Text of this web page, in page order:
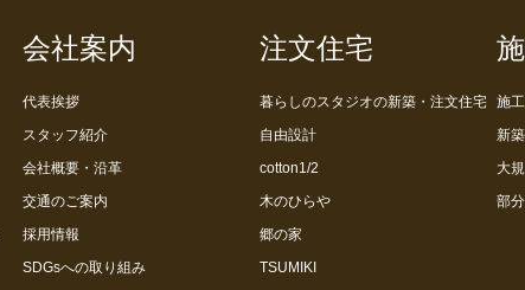
会社案内
代表挨拶
スタッフ紹介
会社概要・沿革
交通のご案内
採用情報
SDGsへの取り組み
注文住宅
暮らしのスタジオの新築・注文住宅
自由設計
cotton1/2
木のひらや
郷の家
TSUMIKI
施
新
大
部